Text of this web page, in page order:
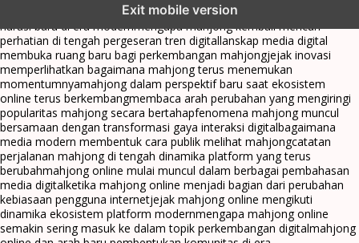
Exit mobile version
dari komunitas hingga platform mahjong membangun
narasi baru di era modernmengapa mahjong kembali mencuri
perhatian di tengah pergeseran tren digitallanskap media digital
membuka ruang baru bagi perkembangan mahjongjejak inovasi
memperlihatkan bagaimana mahjong terus menemukan
momentumnyamahjong dalam perspektif baru saat ekosistem
online terus berkembangmembaca arah perubahan yang mengiringi
popularitas mahjong secara bertahapfenomena mahjong muncul
bersamaan dengan transformasi gaya interaksi digitalbagaimana
media modern membentuk cara publik melihat mahjongcatatan
perjalanan mahjong di tengah dinamika platform yang terus
berubahmahjong online mulai muncul dalam berbagai pembahasan
media digitalketika mahjong online menjadi bagian dari perubahan
kebiasaan pengguna internetjejak mahjong online mengikuti
dinamika ekosistem platform modernmengapa mahjong online
semakin sering masuk ke dalam topik perkembangan digitalmahjong